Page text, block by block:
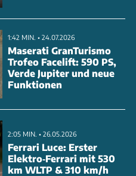
1:42 MIN. • 24.07.2026
Maserati GranTurismo
Trofeo Facelift: 590 PS,
Verde Jupiter und neue
Funktionen
2:05 MIN. • 26.05.2026
Ferrari Luce: Erster
Elektro‑Ferrari mit 530
km WLTP & 310 km/h